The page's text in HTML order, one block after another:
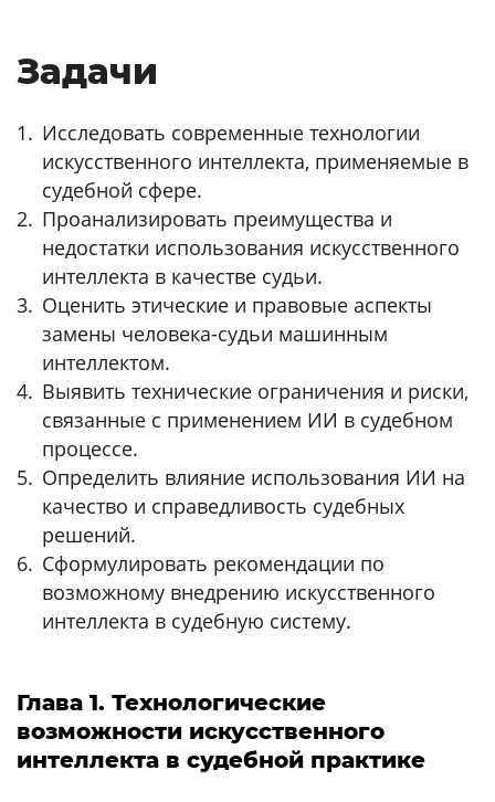
Задачи
Исследовать современные технологии
искусственного интеллекта, применяемые в
судебной сфере.
Проанализировать преимущества и
недостатки использования искусственного
интеллекта в качестве судьи.
Оценить этические и правовые аспекты
замены человека-судьи машинным
интеллектом.
Выявить технические ограничения и риски,
связанные с применением ИИ в судебном
процессе.
Определить влияние использования ИИ на
качество и справедливость судебных
решений.
Сформулировать рекомендации по
возможному внедрению искусственного
интеллекта в судебную систему.
Глава 1. Технологические
возможности искусственного
интеллекта в судебной практике